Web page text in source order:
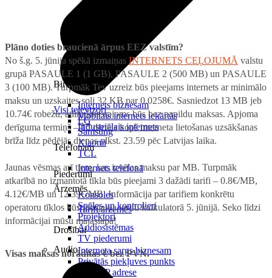
Birojam
Internets biznesam
Mobilais internets iekārtās
Industriālais internets
Telefonam
Internets telefonā
Ārzemēs
Tarifi ārzemēs
Drošībai
Interneta sargs biznesam
Privātās piekļuves punkts
Reālā IP adrese
Visi televizori
LG
Samsung
Xiaomi
TCL
Piederumi
Konsoles
Spēles un kontrolieri
Projektori
Audiosistēmas
TV piederumi
Audio
Plāno doties braucienā ārpus EEZ valstīm?
No š.g. 5. jūnija spēkā izmaiņas INTERNETS CEĻOJUMĀ valstu
grupā PASAULE 1 (1 GB), PASAULE 2 (500 MB) un PASAULE
3 (100 MB). Turpmāk Tev uzreiz būs pieejams internets ar minimālo
maksu un uzskaites soli 32 KB par 0.0258€. Sasniedzot 13 MB jeb
10.74€ robežu, atlikušais apjoms būs bez papildu maksas. Apjoma
derīguma termiņš – 15 dienas kopš interneta lietošanas uzsākšanas
brīža līdz pēdējās dienas plkst. 23.59 pēc Latvijas laika.
Jaunas vēsmas arī tiem, kas izvēlas maksu par MB. Turpmāk
atkarībā no izmantotā tīkla būs pieejami 3 dažādi tarifi – 0.8€/MB,
4.12€/MB un 12.39€/MB. Informācija par tarifiem konkrētu
operatoru tīklos būs pieejama tarifu kalkulatorā 5. jūnijā. Seko līdzi
informācijai mūsu mājaslapā!
Visas maksas norādītas € bez PVN.